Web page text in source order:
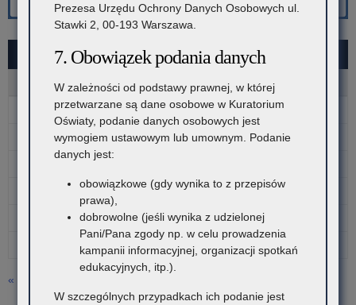
SIERPIEŃ 2026
W P S
1
4 5 6 7 8
11
18 19 20 21 22
25 26 27 28
« lip
Prezesa Urzędu Ochrony Danych Osobowych ul.
Stawki 2, 00-193 Warszawa.
7. Obowiązek podania danych
W zależności od podstawy prawnej, w której
przetwarzane są dane osobowe w Kuratorium
Oświaty, podanie danych osobowych jest
wymogiem ustawowym lub umownym. Podanie
danych jest:
obowiązkowe (gdy wynika to z przepisów
prawa),
dobrowolne (jeśli wynika z udzielonej
Pani/Pana zgody np. w celu prowadzenia
kampanii informacyjnej, organizacji spotkań
edukacyjnych, itp.).
W szczególnych przypadkach ich podanie jest